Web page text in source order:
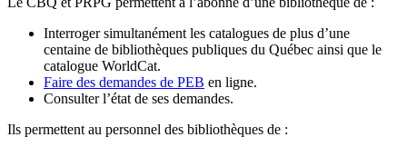
Interroger simultanément les catalogues de plus d’une
centaine de bibliothèques publiques du Québec ainsi que le
catalogue WorldCat.
Faire des demandes de PEB en ligne.
Consulter l’état de ses demandes.
Ils permettent au personnel des bibliothèques de :